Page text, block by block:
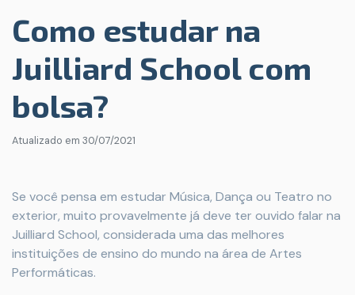
Como estudar na
Juilliard School com
bolsa?
Atualizado em 30/07/2021
Se você pensa em estudar Música, Dança ou Teatro no
exterior, muito provavelmente já deve ter ouvido falar na
Juilliard School, considerada uma das melhores
instituições de ensino do mundo na área de Artes
Performáticas.